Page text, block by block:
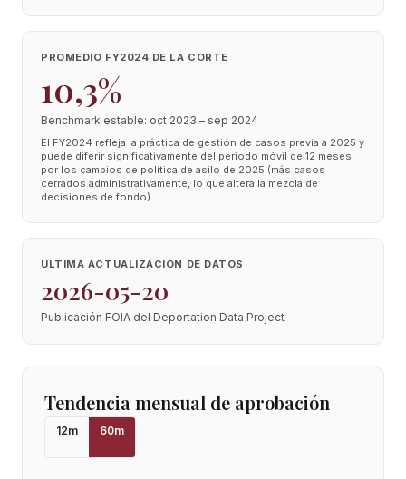
PROMEDIO FY2024 DE LA CORTE
10,3%
Benchmark estable: oct 2023 – sep 2024
El FY2024 refleja la práctica de gestión de casos previa a 2025 y
puede diferir significativamente del periodo móvil de 12 meses
por los cambios de política de asilo de 2025 (más casos
cerrados administrativamente, lo que altera la mezcla de
decisiones de fondo).
ÚLTIMA ACTUALIZACIÓN DE DATOS
2026-05-20
Publicación FOIA del Deportation Data Project
Tendencia mensual de aprobación
12m 60m